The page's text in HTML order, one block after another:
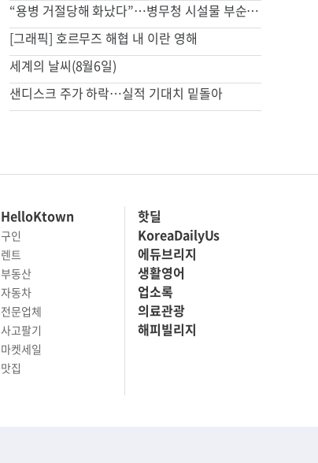
“용병 거절당해 화났다”…병무청 시설물 부순 40대 구속 송치
[그래픽] 호르무즈 해협 내 이란 영해
세계의 날씨(8월6일)
샌디스크 주가 하락…실적 기대치 밑돌아
HelloKtown
구인
렌트
부동산
자동차
전문업체
사고팔기
마켓세일
맛집
핫딜
KoreaDailyUs
에듀브리지
생활영어
업소록
의료관광
해피빌리지